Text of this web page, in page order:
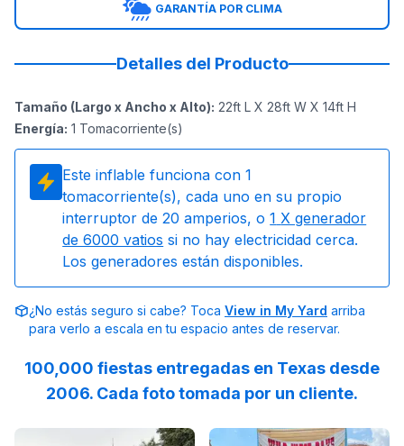
GARANTÍA POR CLIMA
Detalles del Producto
Tamaño (Largo x Ancho x Alto): 22ft L X 28ft W X 14ft H
Energía: 1 Tomacorriente(s)
Este inflable funciona con 1
tomacorriente(s), cada uno en su propio
interruptor de 20 amperios, o 1 X generador
de 6000 vatios si no hay electricidad cerca.
Los generadores están disponibles.
¿No estás seguro si cabe? Toca View in My Yard arriba
para verlo a escala en tu espacio antes de reservar.
100,000 fiestas entregadas en Texas desde
2006. Cada foto tomada por un cliente.
Instagramby emilybuckleydykes:Leo’s
Reviewed onInstagramby